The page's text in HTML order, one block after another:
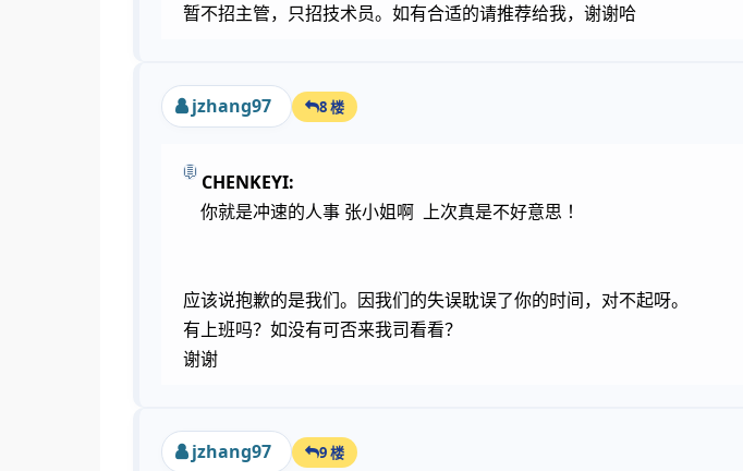
暂不招主管，只招技术员。如有合适的请推荐给我，谢谢哈
jzhang97 8 楼
CHENKEYI:
你就是冲速的人事 张小姐啊 上次真是不好意思 ！
应该说抱歉的是我们。因我们的失误耽误了你的时间，对不起呀。
有上班吗？如没有可否来我司看看？
谢谢
jzhang97 9 楼